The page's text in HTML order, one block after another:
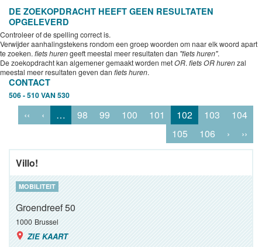
DE ZOEKOPDRACHT HEEFT GEEN RESULTATEN
OPGELEVERD
Controleer of de spelling correct is.
Verwijder aanhalingstekens rondom een groep woorden om naar elk woord apart
te zoeken. fiets hurengeeft meestal meer resultaten dan "fiets huren".
De zoekopdracht kan algemener gemaakt worden metOR. fiets OR hurenzal
meestal meer resultaten geven dan fiets huren.
CONTACT
506 - 510 VAN 530
‹‹ ‹ … 98 99 100 101 102 103
104
105
106 › ››
Villo!
MOBILITEIT
Groendreef 50
1000 Brussel
ZIE KAART